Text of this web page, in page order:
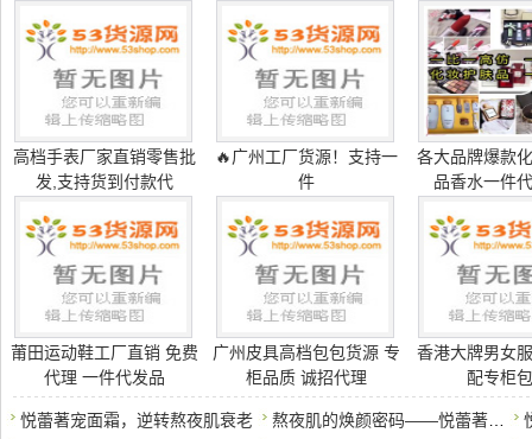
高档手表厂家直销零售批
发,支持货到付款代
🔥广州工厂货源！支持一
件
各大品牌爆款
品香水一件
莆田运动鞋工厂直销 免费
代理 一件代发品
广州皮具高档包包货源 专
柜品质 诚招代理
香港大牌男女
配专柜
悦蕾著宠面霜，逆转熬夜肌衰老